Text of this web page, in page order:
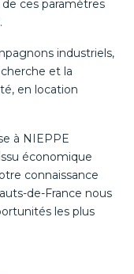
ces paramètres
industriels,
et la
en location
à NIEPPE
économique
connaissance
de-France nous
les plus